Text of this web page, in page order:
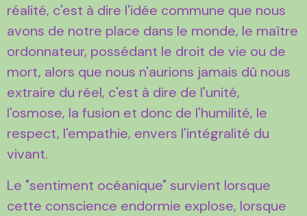
réalité, c'est à dire l'idée commune que nous
avons de notre place dans le monde, le maître
ordonnateur, possédant le droit de vie ou de
mort, alors que nous n'aurions jamais dû nous
extraire du réel, c'est à dire de l'unité,
l'osmose, la fusion et donc de l'humilité, le
respect, l'empathie, envers l'intégralité du
vivant.
Le "sentiment océanique" survient lorsque
cette conscience endormie explose, lorsque